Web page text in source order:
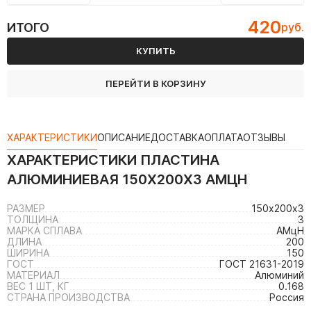
ИТОГО 420руб.
КУПИТЬ
ПЕРЕЙТИ В КОРЗИНУ
ХАРАКТЕРИСТИКИОПИСАНИЕДОСТАВКАОПЛАТАОТЗЫВЫ
ХАРАКТЕРИСТИКИ ПЛАСТИНА
АЛЮМИНИЕВАЯ 150Х200Х3 АМЦН
РАЗМЕР
150х200х3
ТОЛЩИНА
3
МАРКА СПЛАВА
АМцН
ДЛИНА
200
ШИРИНА
150
ГОСТ
ГОСТ 21631-2019
МАТЕРИАЛ
Алюминий
ВЕС 1 ШТ, КГ
0.168
СТРАНА ПРОИЗВОДСТВА
Россия